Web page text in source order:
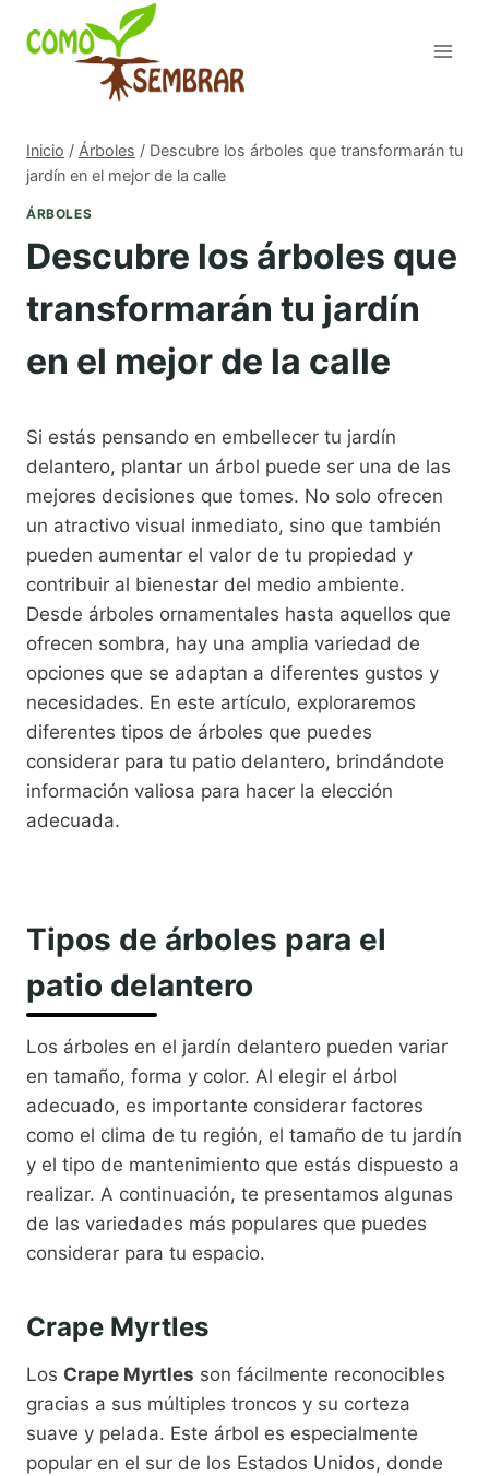
Inicio / Árboles / Descubre los árboles que transformarán tu
jardín en el mejor de la calle
ÁRBOLES
Descubre los árboles que
transformarán tu jardín
en el mejor de la calle
Si estás pensando en embellecer tu jardín
delantero, plantar un árbol puede ser una de las
mejores decisiones que tomes. No solo ofrecen
un atractivo visual inmediato, sino que también
pueden aumentar el valor de tu propiedad y
contribuir al bienestar del medio ambiente.
Desde árboles ornamentales hasta aquellos que
ofrecen sombra, hay una amplia variedad de
opciones que se adaptan a diferentes gustos y
necesidades. En este artículo, exploraremos
diferentes tipos de árboles que puedes
considerar para tu patio delantero, brindándote
información valiosa para hacer la elección
adecuada.
Tipos de árboles para el
patio delantero
Los árboles en el jardín delantero pueden variar
en tamaño, forma y color. Al elegir el árbol
adecuado, es importante considerar factores
como el clima de tu región, el tamaño de tu jardín
y el tipo de mantenimiento que estás dispuesto a
realizar. A continuación, te presentamos algunas
de las variedades más populares que puedes
considerar para tu espacio.
Crape Myrtles
Los Crape Myrtles son fácilmente reconocibles
gracias a sus múltiples troncos y su corteza
suave y pelada. Este árbol es especialmente
popular en el sur de los Estados Unidos, donde